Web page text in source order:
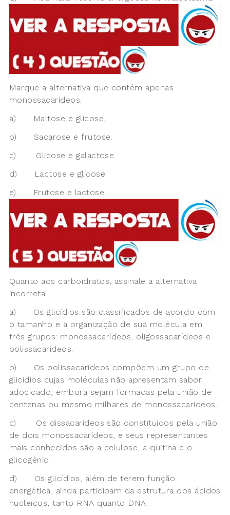
Marque a alternativa que contém apenas
monossacarídeos.
a) Maltose e glicose.
b) Sacarose e frutose.
c) Glicose e galactose.
d) Lactose e glicose.
e) Frutose e lactose.
Quanto aos carboidratos, assinale a alternativa
incorreta.
a) Os glicídios são classificados de acordo com
o tamanho e a organização de sua molécula em
três grupos: monossacarídeos, oligossacarídeos e
polissacarídeos.
b) Os polissacarídeos compõem um grupo de
glicídios cujas moléculas não apresentam sabor
adocicado, embora sejam formadas pela união de
centenas ou mesmo milhares de monossacarídeos.
c) Os dissacarídeos são constituídos pela união
de dois monossacarídeos, e seus representantes
mais conhecidos são a celulose, a quitina e o
glicogênio.
d) Os glicídios, além de terem função
energética, ainda participam da estrutura dos ácidos
nucleicos, tanto RNA quanto DNA.